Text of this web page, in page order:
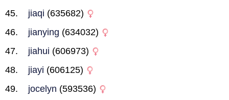
jiaqi (635682)
jianying (634032)
jiahui (606973)
jiayi (606125)
jocelyn (593536)